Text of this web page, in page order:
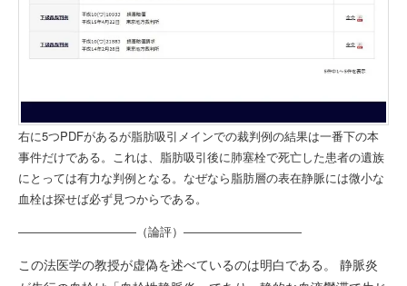
右に5つPDFがあるが脂肪吸引メインでの裁判例の結果は一番下の本
事件だけである。これは、脂肪吸引後に肺塞栓で死亡した患者の遺族
にとっては有力な判例となる。なぜなら脂肪層の表在静脈には微小な
血栓は探せば必ず見つからである。
――――――――――（論評）――――――――――
この法医学の教授が虚偽を述べているのは明白である。 静脈炎